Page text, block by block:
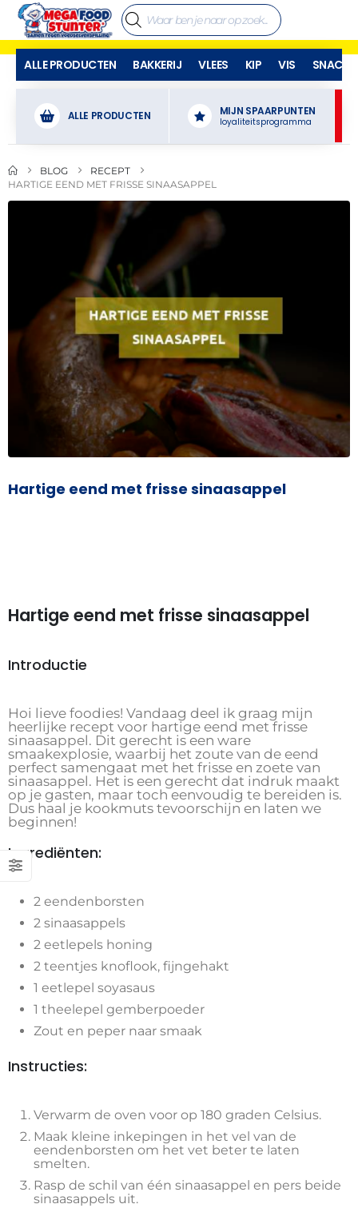
ALLE PRODUCTEN BAKKERIJ VLEES KIP VIS SNACKS
ALLE PRODUCTEN MIJN SPAARPUNTEN
loyaliteitsprogramma
BLOG
RECEPT
HARTIGE EEND MET FRISSE SINAASAPPEL
Hartige eend met frisse sinaasappel
Hartige eend met frisse sinaasappel
Introductie
Hoi lieve foodies! Vandaag deel ik graag mijn
heerlijke recept voor hartige eend met frisse
sinaasappel. Dit gerecht is een ware
smaakexplosie, waarbij het zoute van de eend
perfect samengaat met het frisse en zoete van
sinaasappel. Het is een gerecht dat indruk maakt
op je gasten, maar toch eenvoudig te bereiden is.
Dus haal je kookmuts tevoorschijn en laten we
beginnen!
Ingrediënten:
2 eendenborsten
2 sinaasappels
2 eetlepels honing
2 teentjes knoflook, fijngehakt
1 eetlepel soyasaus
1 theelepel gemberpoeder
Zout en peper naar smaak
Instructies:
Verwarm de oven voor op 180 graden Celsius.
Maak kleine inkepingen in het vel van de
eendenborsten om het vet beter te laten
smelten.
Rasp de schil van één sinaasappel en pers beide
sinaasappels uit.